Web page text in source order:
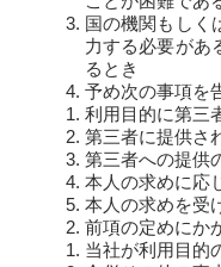
国の機関もしく
力する必要があ
るとき
予め次の事項を
利用目的に第三
第三者に提供さ
第三者への提供
本人の求めに応
本人の求めを受
前項の定めにか
当社が利用目的